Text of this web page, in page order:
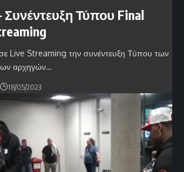
Συνέντευξη Τύπου Final
Live Streaming την συνέντευξη Τύπου των
αρχηγών…
18/05/2023